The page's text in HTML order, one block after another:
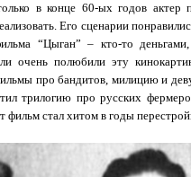
в конце 60-ых годов актер
Его сценарии
“Цыган”– кто-то
очень полюбили эту
про бандитов, милицию и
трилогию про русских
фильм стал хитом в годы